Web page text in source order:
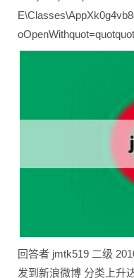
回答者 jmtk519 二级
发到新浪微博 分类上升